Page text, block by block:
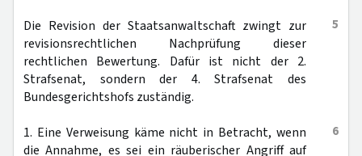
5
Die Revision der Staatsanwaltschaft zwingt zur
revisionsrechtlichen Nachprüfung dieser
rechtlichen Bewertung. Dafür ist nicht der 2.
Strafsenat, sondern der 4. Strafsenat des
Bundesgerichtshofs zuständig.
6
1. Eine Verweisung käme nicht in Betracht, wenn
die Annahme, es sei ein räuberischer Angriff auf